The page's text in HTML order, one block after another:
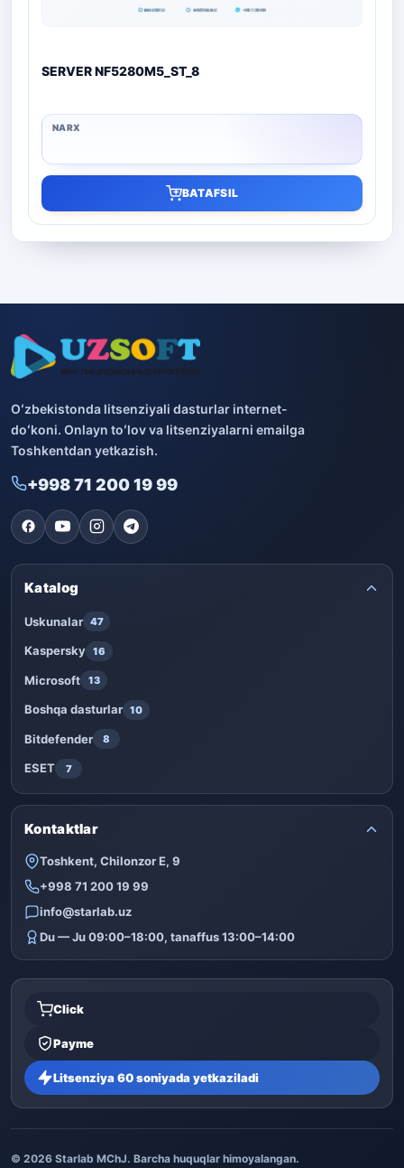
SERVER NF5280M5_ST_8
BATAFSIL
Oʻzbekistonda litsenziyali dasturlar internet-
doʻkoni. Onlayn toʻlov va litsenziyalarni emailga
Toshkentdan yetkazish.
+998 71 200 19 99
Katalog
Uskunalar 47
Kaspersky 16
Microsoft 13
Boshqa dasturlar 10
Bitdefender 8
ESET 7
Kontaktlar
Toshkent, Chilonzor E, 9
+998 71 200 19 99
info@starlab.uz
Du — Ju 09:00–18:00, tanaffus 13:00–14:00
Click
Payme
Litsenziya 60 soniyada yetkaziladi
© 2026 Starlab MChJ. Barcha huquqlar himoyalangan.